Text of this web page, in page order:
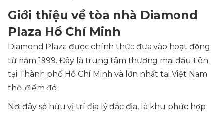
Giới thiệu về tòa nhà Diamond
Plaza Hồ Chí Minh
Diamond Plaza được chính thức đưa vào hoạt động
từ năm 1999. Đây là trung tâm thương mại đầu tiên
tại Thành phố Hồ Chí Minh và lớn nhất tại Việt Nam
thời điểm đó.
Nơi đây sở hữu vị trí địa lý đắc địa, là khu phức hợp